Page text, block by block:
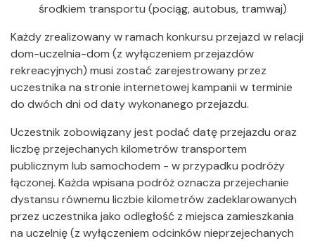
środkiem transportu (pociąg, autobus, tramwaj)
Każdy zrealizowany w ramach konkursu przejazd w relacji
dom-uczelnia-dom (z wyłączeniem przejazdów
rekreacyjnych) musi zostać zarejestrowany przez
uczestnika na stronie internetowej kampanii w terminie
do dwóch dni od daty wykonanego przejazdu.
Uczestnik zobowiązany jest podać datę przejazdu oraz
liczbę przejechanych kilometrów transportem
publicznym lub samochodem - w przypadku podróży
łączonej. Każda wpisana podróż oznacza przejechanie
dystansu równemu liczbie kilometrów zadeklarowanych
przez uczestnika jako odległość z miejsca zamieszkania
na uczelnię (z wyłączeniem odcinków nieprzejechanych